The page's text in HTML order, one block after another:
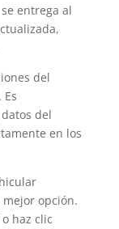
entrega al
del
del
en los
mejor opción.
haz clic